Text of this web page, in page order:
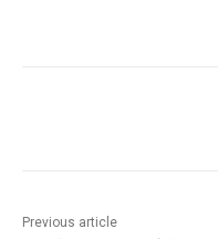
Previous article